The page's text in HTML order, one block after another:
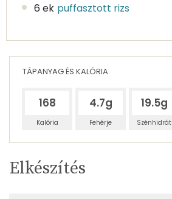
6 ek puffasztott rizs
TÁPANYAG ÉS KALÓRIA
168
Kalória
4.7g
Fehérje
19.5g
Szénhidrát
Egy
adagban
TÁPANYAGTARTALOM
Elkészítés